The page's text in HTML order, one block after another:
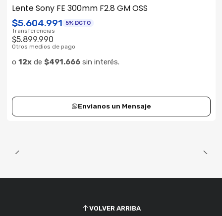
Consultar su Stock
Lente Sony FE 300mm F2.8 GM OSS
$5.604.991 5% DCTO
Transferencias
$5.899.990
Otros medios de pago
o 12xde $491.666sin interés.
Envianos un Mensaje
VOLVER ARRIBA